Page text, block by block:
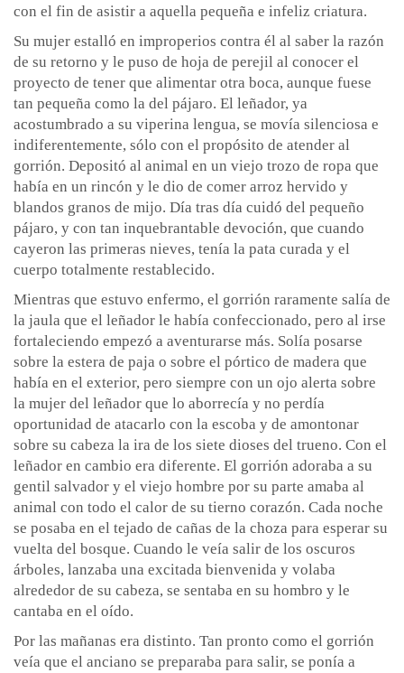
con el fin de asistir a aquella pequeña e infeliz criatura.
Su mujer estalló en improperios contra él al saber la razón
de su retorno y le puso de hoja de perejil al conocer el
proyecto de tener que alimentar otra boca, aunque fuese
tan pequeña como la del pájaro. El leñador, ya
acostumbrado a su viperina lengua, se movía silenciosa e
indiferentemente, sólo con el propósito de atender al
gorrión. Depositó al animal en un viejo trozo de ropa que
había en un rincón y le dio de comer arroz hervido y
blandos granos de mijo. Día tras día cuidó del pequeño
pájaro, y con tan inquebrantable devoción, que cuando
cayeron las primeras nieves, tenía la pata curada y el
cuerpo totalmente restablecido.
Mientras que estuvo enfermo, el gorrión raramente salía de
la jaula que el leñador le había confeccionado, pero al irse
fortaleciendo empezó a aventurarse más. Solía posarse
sobre la estera de paja o sobre el pórtico de madera que
había en el exterior, pero siempre con un ojo alerta sobre
la mujer del leñador que lo aborrecía y no perdía
oportunidad de atacarlo con la escoba y de amontonar
sobre su cabeza la ira de los siete dioses del trueno. Con el
leñador en cambio era diferente. El gorrión adoraba a su
gentil salvador y el viejo hombre por su parte amaba al
animal con todo el calor de su tierno corazón. Cada noche
se posaba en el tejado de cañas de la choza para esperar su
vuelta del bosque. Cuando le veía salir de los oscuros
árboles, lanzaba una excitada bienvenida y volaba
alrededor de su cabeza, se sentaba en su hombro y le
cantaba en el oído.
Por las mañanas era distinto. Tan pronto como el gorrión
veía que el anciano se preparaba para salir, se ponía a